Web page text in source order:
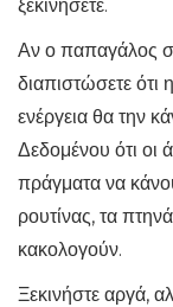
ξεκινήσετε.
Αν ο παπαγάλος
διαπιστώσετε ότι
ενέργεια θα την
Δεδομένου ότι οι
πράγματα να
ρουτίνας, τα
κακολογούν.
Ξεκινήστε αργά,